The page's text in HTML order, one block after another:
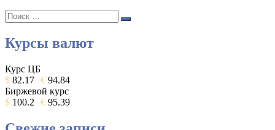
Поиск:
Поиск
Курсы валют
Курс ЦБ
$ 82.17 € 94.84
Биржевой курс
$ 100.2 € 95.39